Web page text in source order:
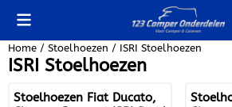
Cookievoorkeuren zijn beschikbaar.
Home / Stoelhoezen / ISRI Stoelhoezen
ISRI Stoelhoezen
Stoelhoezen Fiat Ducato,